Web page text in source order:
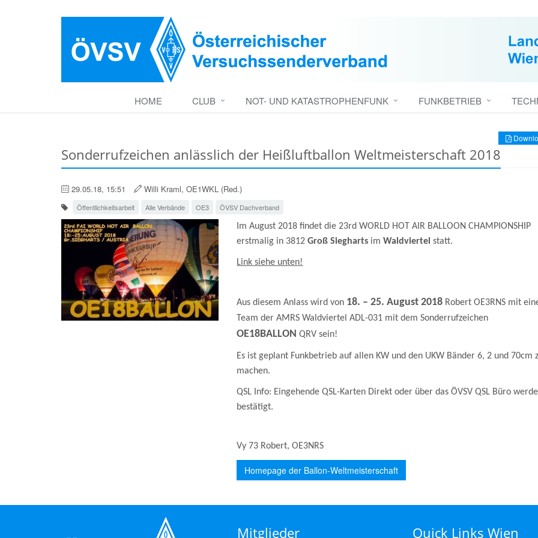
HOME CLUB NOT- UND KATASTROPHENFUNK FUNKBETRIEB
Sonderrufzeichen anlässlich der Heißluftballon Weltmeisterschaft 2018
29.05.18, 15:51 Willi Kraml, OE1WKL (Red.)
Öffentlichkeitsarbeit Alle Verbände OE3
ÖVSV Dachverband
Im August 2018 findet die 23rd WORLD HOT AIR BALLOON CHAMPIONSHIP
erstmalig in 3812Groß Siegharts imWaldviertel statt.
Link siehe unten!
Aus diesem Anlass wird von 18. – 25. August 2018 Robert OE3RNS mit
Team der AMRS Waldviertel ADL-031 mit dem Sonderrufzeichen
OE18BALLONQRV sein!
Es ist geplant Funkbetrieb auf allen KW und den UKW Bänder 6, 2 und 70cm
machen.
QSL Info: Eingehende QSL-Karten Direkt oder über das ÖVSV QSL Büro
bestätigt.
Vy 73 Robert, OE3NRS
Homepage der Ballon-Weltmeisterschaft
Mitglieder Quick Links Wien